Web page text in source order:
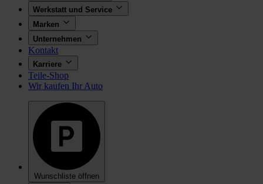
Werkstatt und Service
Marken
Unternehmen
Kontakt
Karriere
Teile-Shop
Wir kaufen Ihr Auto
Wunschliste öffnen